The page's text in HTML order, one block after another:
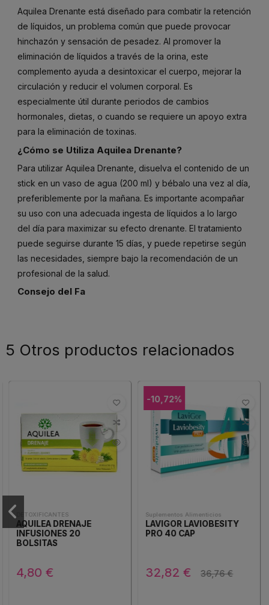
Aquilea Drenante está diseñado para combatir la retención
de líquidos, un problema común que puede provocar
hinchazón y sensación de pesadez. Al promover la
eliminación de líquidos a través de la orina, este
complemento ayuda a desintoxicar el cuerpo, mejorar la
circulación y reducir el volumen corporal. Es
especialmente útil durante periodos de cambios
hormonales, dietas, o cuando se requiere un apoyo extra
para la eliminación de toxinas.
¿Cómo se Utiliza Aquilea Drenante?
Para utilizar Aquilea Drenante, disuelva el contenido de un
stick en un vaso de agua (200 ml) y bébalo una vez al día,
preferiblemente por la mañana. Es importante acompañar
su uso con una adecuada ingesta de líquidos a lo largo
del día para maximizar su efecto drenante. El tratamiento
puede seguirse durante 15 días, y puede repetirse según
las necesidades, siempre bajo la recomendación de un
profesional de la salud.
Consejo del Fa
5 Otros productos relacionados
DETOXIFICANTES
AQUILEA DRENAJE
INFUSIONES 20
BOLSITAS
4,80 €
-10,72%
Suplementos Alimenticios
LAVIGOR LAVIOBESITY
PRO 40 CAP
32,82 € 36,76 €